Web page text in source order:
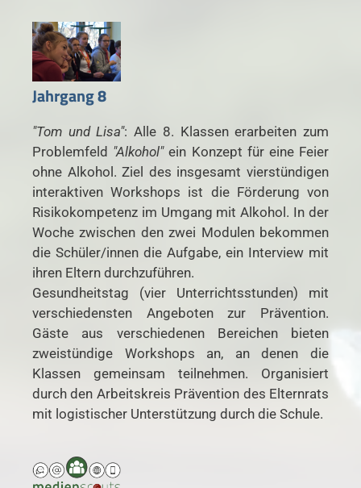
Jahrgang 8
"Tom und Lisa": Alle 8. Klassen erarbeiten zum
Problemfeld "Alkohol"ein Konzept für eine Feier
ohne Alkohol. Ziel des insgesamt vierstündigen
interaktiven Workshops ist die Förderung von
Risikokompetenz im Umgang mit Alkohol. In der
Woche zwischen den zwei Modulen bekommen
die Schüler/innen die Aufgabe, ein Interview mit
ihren Eltern durchzuführen.
Gesundheitstag (vier Unterrichtsstunden) mit
verschiedensten Angeboten zur Prävention.
Gäste aus verschiedenen Bereichen bieten
zweistündige Workshops an, an denen die
Klassen gemeinsam teilnehmen. Organisiert
durch den Arbeitskreis Prävention des Elternrats
mit logistischer Unterstützung durch die Schule.